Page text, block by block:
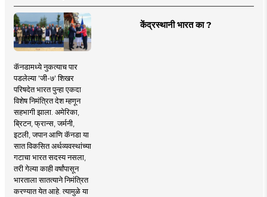
केंद्रस्थानी भारत का ?
कॅनडामध्ये नुकत्याच पार
पडलेल्या 'जी-७' शिखर
परिषदेत भारत पुन्हा एकदा
विशेष निमंत्रित देश म्हणून
सहभागी झाला. अमेरिका,
ब्रिटन, फ्रान्स, जर्मनी,
इटली, जपान आणि कॅनडा या
सात विकसित अर्थव्यवस्थांच्या
गटाचा भारत सदस्य नसला,
तरी गेल्या काही वर्षांपासून
भारताला सातत्याने निमंत्रित
करण्यात येत आहे. त्यामुळे या